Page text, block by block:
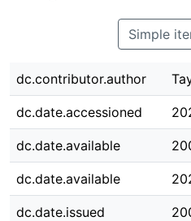
Simple
dc.contributor.author
dc.date.accessioned
dc.date.available
dc.date.available
dc.date.issued